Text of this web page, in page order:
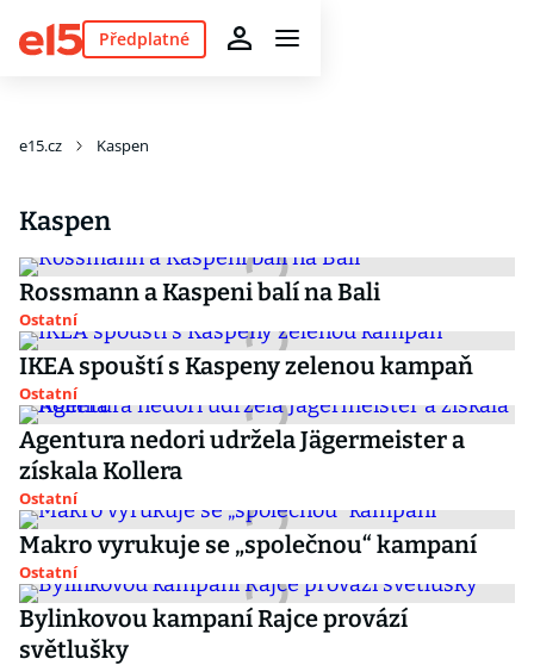
Předplatné
e15.cz Kaspen
Kaspen
Rossmann a Kaspeni balí na Bali
Ostatní
IKEA spouští s Kaspeny zelenou kampaň
Ostatní
Agentura nedori udržela Jägermeister a
získala Kollera
Ostatní
Makro vyrukuje se „společnou“ kampaní
Ostatní
Bylinkovou kampaní Rajce provází
světlušky